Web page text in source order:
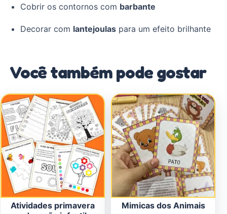
Cobrir os contornos com barbante
Decorar com lantejoulas para um efeito brilhante
Você também pode gostar
Atividades primavera
Mimicas dos Animais